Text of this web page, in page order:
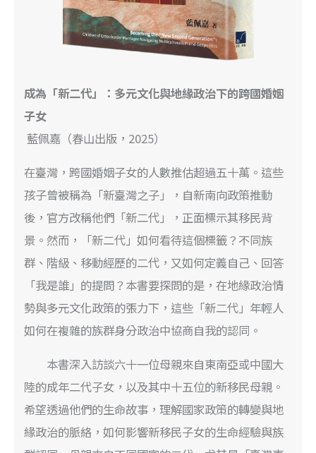
成為「新二代」：多元文化與地緣政治下的跨國婚姻
子女
藍佩嘉（春山出版，2025）
在臺灣，跨國婚姻子女的人數推估超過五十萬。這些
孩子曾被稱為「新臺灣之子」，自新南向政策推動
後，官方改稱他們「新二代」，正面標示其移民背
景。然而，「新二代」如何看待這個標籤？不同族
群、階級、移動經歷的二代，又如何定義自己、回答
「我是誰」的提問？本書要探問的是，在地緣政治情
勢與多元文化政策的張力下，這些「新二代」年輕人
如何在複雜的族群身分政治中協商自我的認同。
本書深入訪談六十一位母親來自東南亞或中國大
陸的成年二代子女，以及其中十五位的新移民母親。
希望透過他們的生命故事，理解國家政策的轉變與地
緣政治的脈絡，如何影響新移民子女的生命經驗與族